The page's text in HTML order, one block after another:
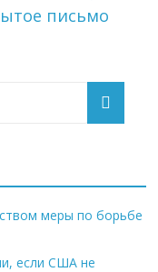
письмо
меры по борьбе
если США не